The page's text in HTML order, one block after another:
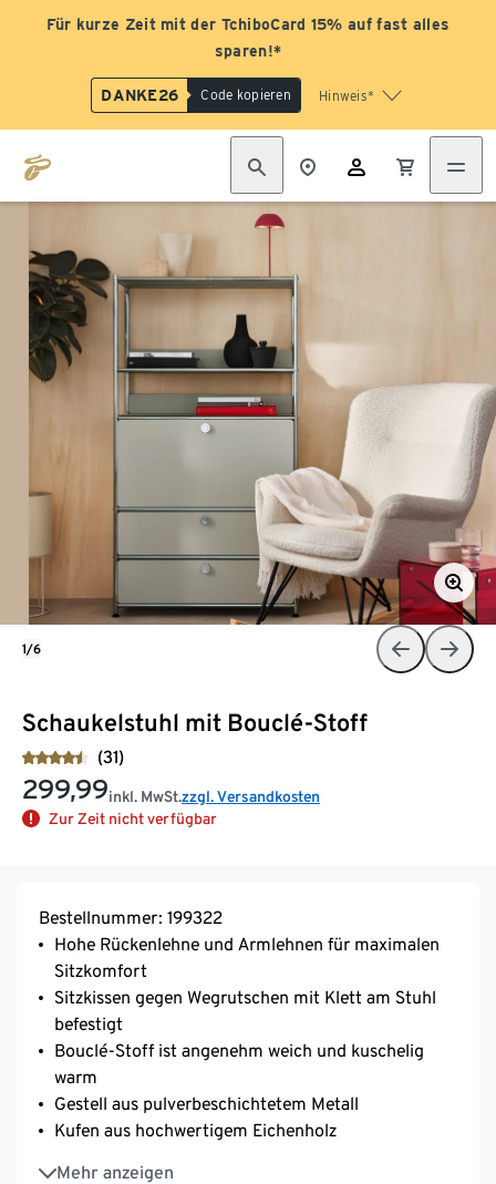
Für kurze Zeit mit der TchiboCard 15% auf fast alles
sparen!*
DANKE26 Code kopieren Hinweis*
Schaukelstuhl mit Bouclé-Stoff
(31)
299,99inkl. MwSt.zzgl. Versandkosten
Zur Zeit nicht verfügbar
1/6
Bestellnummer: 199322
Hohe Rückenlehne und Armlehnen für maximalen
Sitzkomfort
Sitzkissen gegen Wegrutschen mit Klett am Stuhl
befestigt
Bouclé-Stoff ist angenehm weich und kuschelig
warm
Gestell aus pulverbeschichtetem Metall
Kufen aus hochwertigem Eichenholz
Mehr anzeigen
Inkl. Bodenschoner-Streifen